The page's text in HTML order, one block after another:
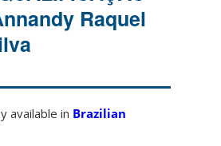
Raquel
available in Brazilian